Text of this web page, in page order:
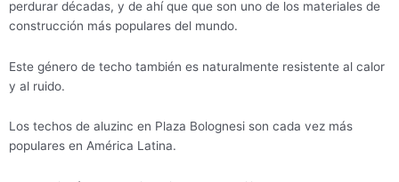
perdurar décadas, y de ahí que que son uno de los materiales de
construcción más populares del mundo.
Este género de techo también es naturalmente resistente al calor
y al ruido.
Los techos de aluzinc en Plaza Bolognesi son cada vez más
populares en América Latina.